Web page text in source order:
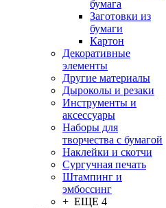
бумага
Заготовки из
бумаги
Картон
Декоративные
элементы
Другие материалы
Дыроколы и резаки
Инструменты и
аксессуары
Наборы для
творчества с бумагой
Наклейки и скотчи
Сургучная печать
Штампинг и
эмбоссинг
+ ЕЩЕ 4